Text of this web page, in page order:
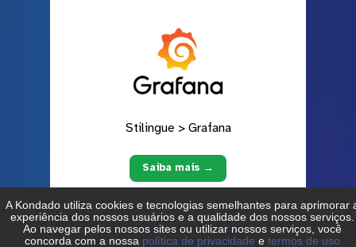
Stilingue > Grafana
Saiba mais →